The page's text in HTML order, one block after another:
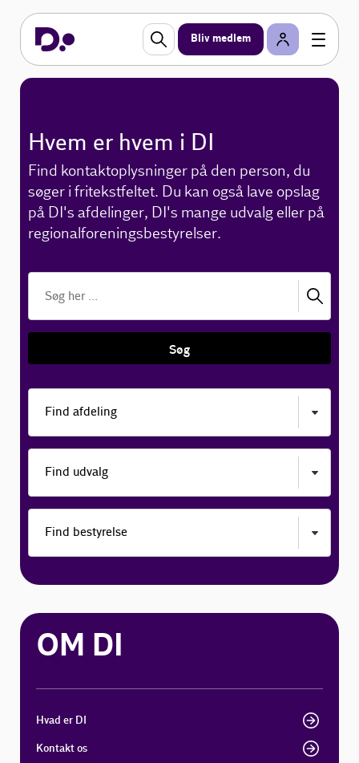
Bliv medlem
Hvem er hvem i DI
Find kontaktoplysninger på den person, du
søger i fritekstfeltet. Du kan også lave opslag
på DI's afdelinger, DI's mange udvalg eller på
regionalforeningsbestyrelser.
Søg
OM DI
Hvad er DI
Kontakt os